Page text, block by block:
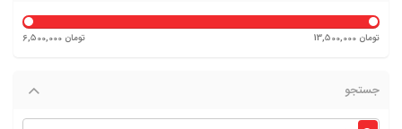
6,500,000 تومان 13,500,000 تومان
جستجو